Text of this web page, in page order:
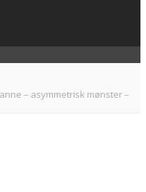
– asymmetrisk mønster –